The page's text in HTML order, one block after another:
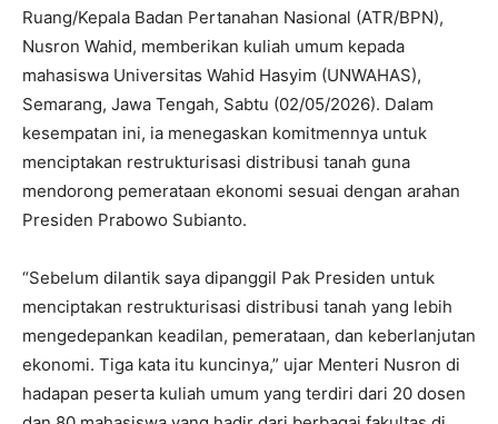
Ruang/Kepala Badan Pertanahan Nasional (ATR/BPN),
Nusron Wahid, memberikan kuliah umum kepada
mahasiswa Universitas Wahid Hasyim (UNWAHAS),
Semarang, Jawa Tengah, Sabtu (02/05/2026). Dalam
kesempatan ini, ia menegaskan komitmennya untuk
menciptakan restrukturisasi distribusi tanah guna
mendorong pemerataan ekonomi sesuai dengan arahan
Presiden Prabowo Subianto.
“Sebelum dilantik saya dipanggil Pak Presiden untuk
menciptakan restrukturisasi distribusi tanah yang lebih
mengedepankan keadilan, pemerataan, dan keberlanjutan
ekonomi. Tiga kata itu kuncinya,” ujar Menteri Nusron di
hadapan peserta kuliah umum yang terdiri dari 20 dosen